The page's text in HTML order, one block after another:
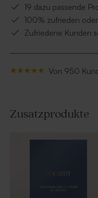
19 dazu passende
100% zufrieden
Zufriedene Kunden
Von 950
Zusatzprodukte